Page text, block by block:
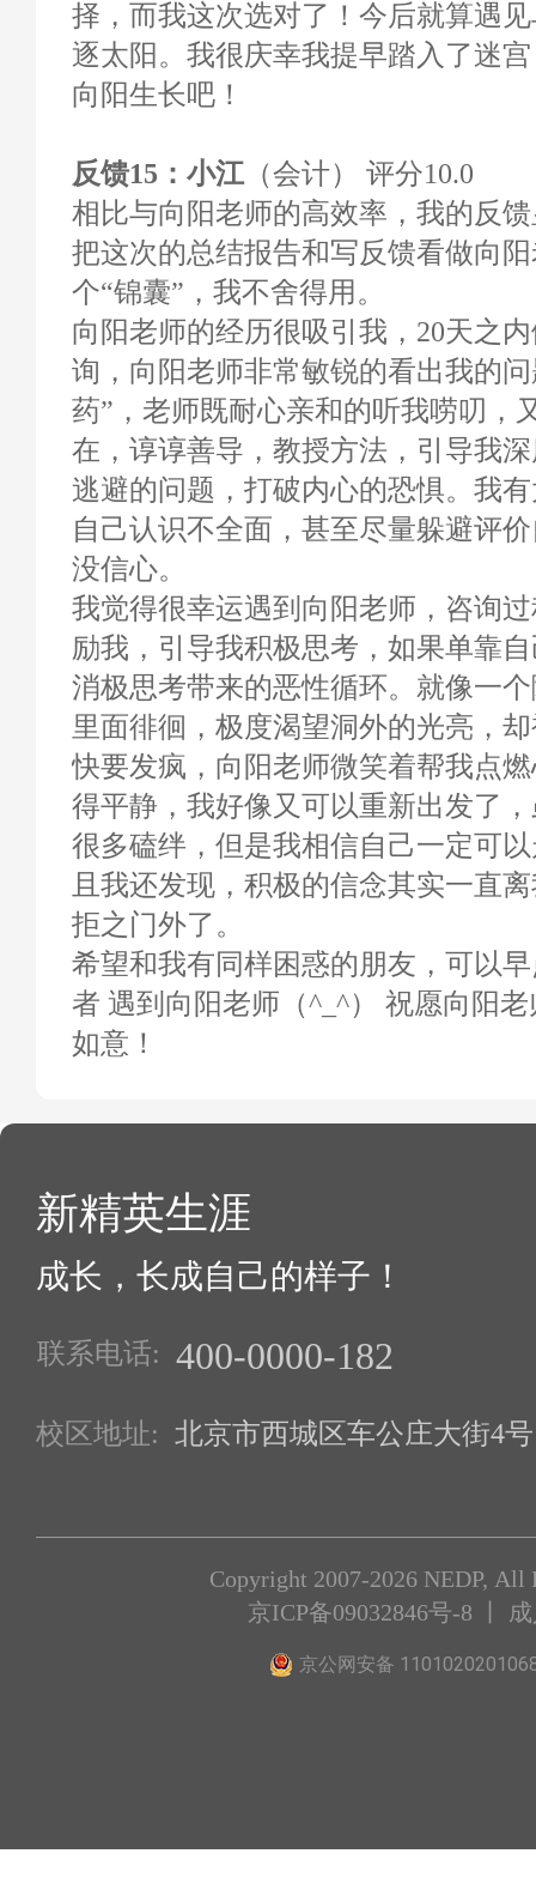
择，而我这次选对了！今后就算遇
逐太阳。我很庆幸我提早踏入了迷
向阳生长吧！
反馈15：小江 （会计） 评分10.0
相比与向阳老师的高效率，我的反
把这次的总结报告和写反馈看做向
个“锦囊”，我不舍得用。
向阳老师的经历很吸引我，20天之
询，向阳老师非常敏锐的看出我的
药”，老师既耐心亲和的听我唠叨，
在，谆谆善导，教授方法，引导我
逃避的问题，打破内心的恐惧。我
自己认识不全面，甚至尽量躲避评
没信心。
我觉得很幸运遇到向阳老师，咨询
励我，引导我积极思考，如果单靠
消极思考带来的恶性循环。就像一
里面徘徊，极度渴望洞外的光亮，
快要发疯，向阳老师微笑着帮我点
得平静，我好像又可以重新出发了
很多磕绊，但是我相信自己一定可
且我还发现，积极的信念其实一直
拒之门外了。
希望和我有同样困惑的朋友，可以
者 遇到向阳老师（^_^） 祝愿向阳
如意！
新精英生涯
成长，长成自己的样子！
联系电话: 400-0000-182
校区地址: 北京市西城区车公庄大街4
Copyright 2007-2026 NEDP, All
京ICP备09032846号-8 丨
京公网安备